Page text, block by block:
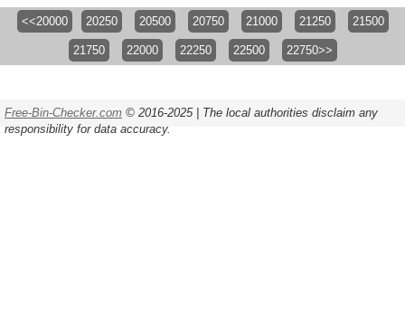
<<20000 20250 20500 20750 21000 21250 21500
21750 22000 22250 22500 22750>>
Free-Bin-Checker.com © 2016-2025 | The local authorities disclaim any
responsibility for data accuracy.